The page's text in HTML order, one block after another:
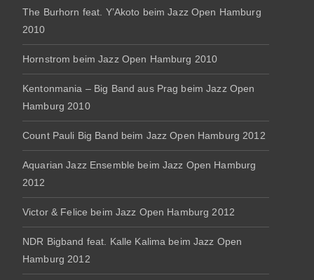
The Burhorn feat. Y’Akoto beim Jazz Open Hamburg
2010
Hornstrom beim Jazz Open Hamburg 2010
Kentonmania – Big Band aus Prag beim Jazz Open
Hamburg 2010
Count Pauli Big Band beim Jazz Open Hamburg 2012
Aquarian Jazz Ensemble beim Jazz Open Hamburg
2012
Victor & Felice beim Jazz Open Hamburg 2012
NDR Bigband feat. Kalle Kalima beim Jazz Open
Hamburg 2012